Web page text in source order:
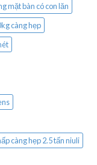
mặt bàn có con lăn
càng hẹp
càng hẹp 2.5 tấn niuli